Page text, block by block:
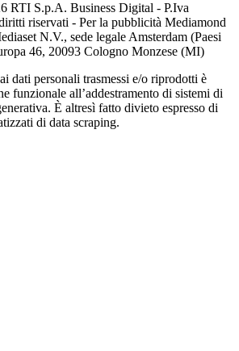
RTI S.p.A. Business Digital - P.Iva
riservati - Per la pubblicità Mediamond
N.V., sede legale Amsterdam (Paesi
46, 20093 Cologno Monzese (MI)
dati personali trasmessi e/o riprodotti è
funzionale all’addestramento di sistemi di
È altresì fatto divieto espresso di
di data scraping.